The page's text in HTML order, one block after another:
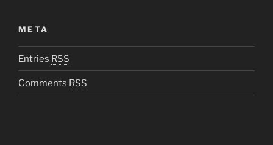
META
Entries RSS
Comments RSS